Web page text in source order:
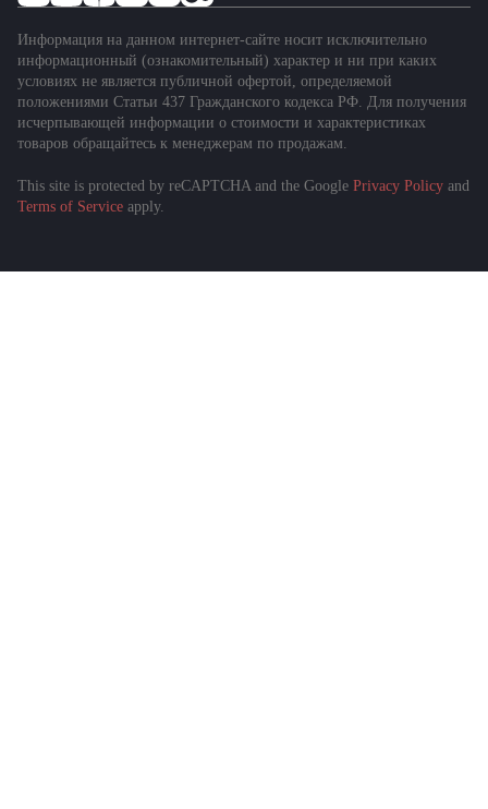
Информация на данном интернет-сайте носит исключительно
информационный (ознакомительный) характер и ни при каких
условиях не является публичной офертой, определяемой
положениями Статьи 437 Гражданского кодекса РФ. Для получения
исчерпывающей информации о стоимости и характеристиках
товаров обращайтесь к менеджерам по продажам.
This site is protected by reCAPTCHA and the Google Privacy Policy and
Terms of Service apply.
Подобрать спецтехнику
за 1 минуту